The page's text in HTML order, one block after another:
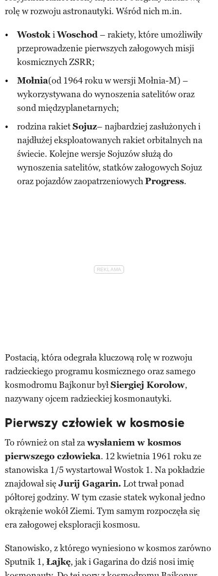
rolę w rozwoju astronautyki. Wśród nich m.in.
WostokiWoschod– rakiety, które umożliwiły
przeprowadzenie pierwszych załogowych misji
kosmicznych ZSRR;
Mołnia(od 1964 roku w wersji Mołnia-M) –
wykorzystywana do wynoszenia satelitów oraz
sond międzyplanetarnych;
rodzina rakietSojuz– najbardziej zasłużonych i
najdłużej eksploatowanych rakiet orbitalnych na
świecie. Kolejne wersje Sojuzów służą do
wynoszenia satelitów, statków załogowych Sojuz
oraz pojazdów zaopatrzeniowychProgress.
Postacią, która odegrała kluczową rolę w rozwoju
radzieckiego programu kosmicznego oraz samego
kosmodromu Bajkonur byłSiergiej Korolow,
nazywany ojcem radzieckiej kosmonautyki.
Pierwszy człowiek w kosmosie
To również on stał zawysłaniem w kosmos
pierwszego człowieka. 12 kwietnia 1961 roku ze
stanowiska 1/5 wystartował Wostok 1. Na pokładzie
znajdował się Jurij Gagarin. Lot trwał ponad
półtorej godziny. W tym czasie statek wykonał jedno
okrążenie wokół Ziemi. Tym samym rozpoczęła się
era załogowej eksploracji kosmosu.
Stanowisko, z którego wyniesiono w kosmos zarówno
Sputnik 1, Łajkę, jak i Gagarina do dziś nosi imię